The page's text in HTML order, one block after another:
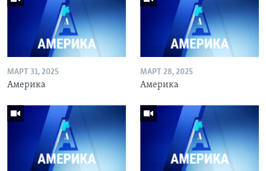
МАРТ 31, 2025
Америка
МАРТ 28, 2025
Америка